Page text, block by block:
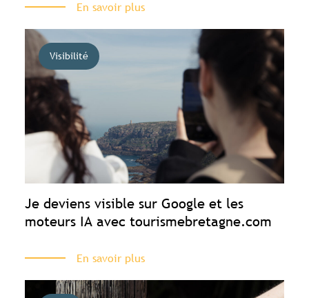
En savoir plus
Visibilité
Je deviens visible sur Google et les
moteurs IA avec tourismebretagne.com
En savoir plus